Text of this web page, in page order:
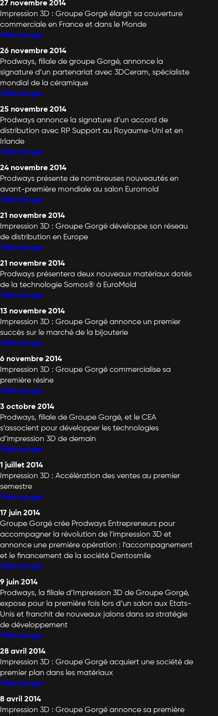
27 novembre 2014
Impression 3D : Groupe Gorgé élargit sa couverture
commerciale en France et dans le Monde
Télécharger
26 novembre 2014
Prodways, filiale de groupe Gorgé, annonce la
signature d’un partenariat avec 3DCeram, spécialiste
mondial de la céramique
Télécharger
25 novembre 2014
Prodways annonce la signature d’un accord de
distribution avec RP Support au Royaume-Uni et en
Irlande
Télécharger
24 novembre 2014
Prodways présente de nombreuses nouveautés en
avant-première mondiale au salon Euromold
Télécharger
21 novembre 2014
Impression 3D : Groupe Gorgé développe son réseau
de distribution en Europe
Télécharger
21 novembre 2014
Prodways présentera deux nouveaux matériaux dotés
de la technologie Somos® à EuroMold
Télécharger
13 novembre 2014
Impression 3D : Groupe Gorgé annonce un premier
succès sur le marché de la bijouterie
Télécharger
6 novembre 2014
Impression 3D : Groupe Gorgé commercialise sa
première résine
Télécharger
3 octobre 2014
Prodways, filiale de Groupe Gorgé, et le CEA
s’associent pour développer les technologies
d’impression 3D de demain
Télécharger
1 juillet 2014
Impression 3D : Accélération des ventes au premier
semestre
Télécharger
17 juin 2014
Groupe Gorgé crée Prodways Entrepreneurs pour
accompagner la révolution de l’impression 3D et
annonce une première opération : l’accompagnement
et le financement de la société Dentosmile
Télécharger
9 juin 2014
Prodways, la filiale d’Impression 3D de Groupe Gorgé,
expose pour la première fois lors d’un salon aux Etats-
Unis et franchit de nouveaux jalons dans sa stratégie
de développement
Télécharger
28 avril 2014
Impression 3D : Groupe Gorgé acquiert une société de
premier plan dans les matériaux
Télécharger
8 avril 2014
Impression 3D : Groupe Gorgé annonce sa première